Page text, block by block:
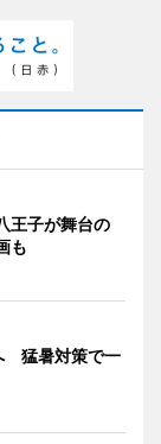
王子が舞台の
も
猛暑対策で一